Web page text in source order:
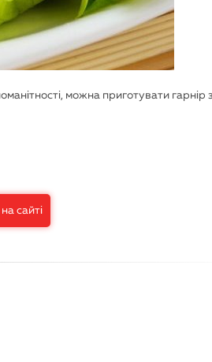
можна приготувати гарнір
сайті